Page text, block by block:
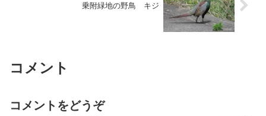
乗附緑地の野鳥 キジ
コメント
コメントをどうぞ